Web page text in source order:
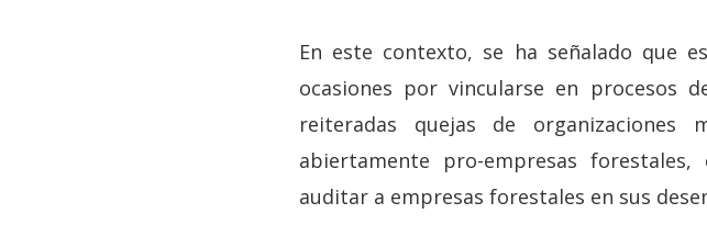
En este contexto, se ha señalado que
ocasiones por vincularse en procesos
reiteradas quejas de organizaciones
abiertamente pro-empresas
auditar a empresas forestales en sus